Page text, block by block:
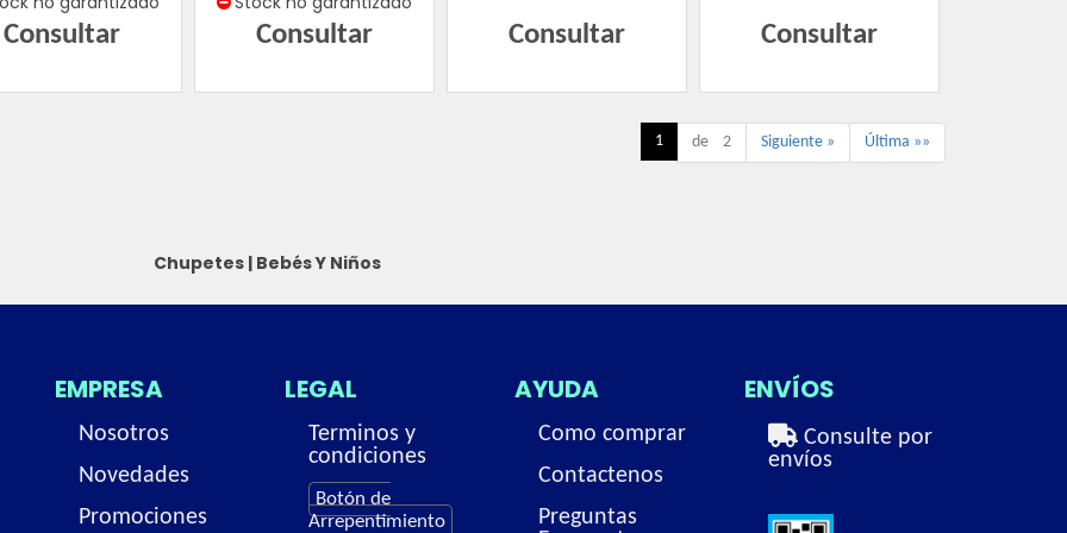
Consultar Consultar Consultar Consultar
1 de 2 Siguiente » Última »»
Chupetes| Bebés Y Niños
EMPRESA
Nosotros
Novedades
Promociones
LEGAL
Terminos y
condiciones
Botón de
Arrepentimiento
AYUDA
Como comprar
Contactenos
Preguntas
ENVÍOS
Consulte por
envíos